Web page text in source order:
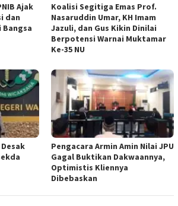
Ajak
dan
Bangsa
Koalisi Segitiga Emas Prof.
Nasaruddin Umar, KH Imam
Jazuli, dan Gus Kikin Dinilai
Berpotensi Warnai Muktamar
Ke-35 NU
‎Pengacara Armin Amin Nilai JPU
Gagal Buktikan Dakwaannya,
Optimistis Kliennya
Dibebaskan